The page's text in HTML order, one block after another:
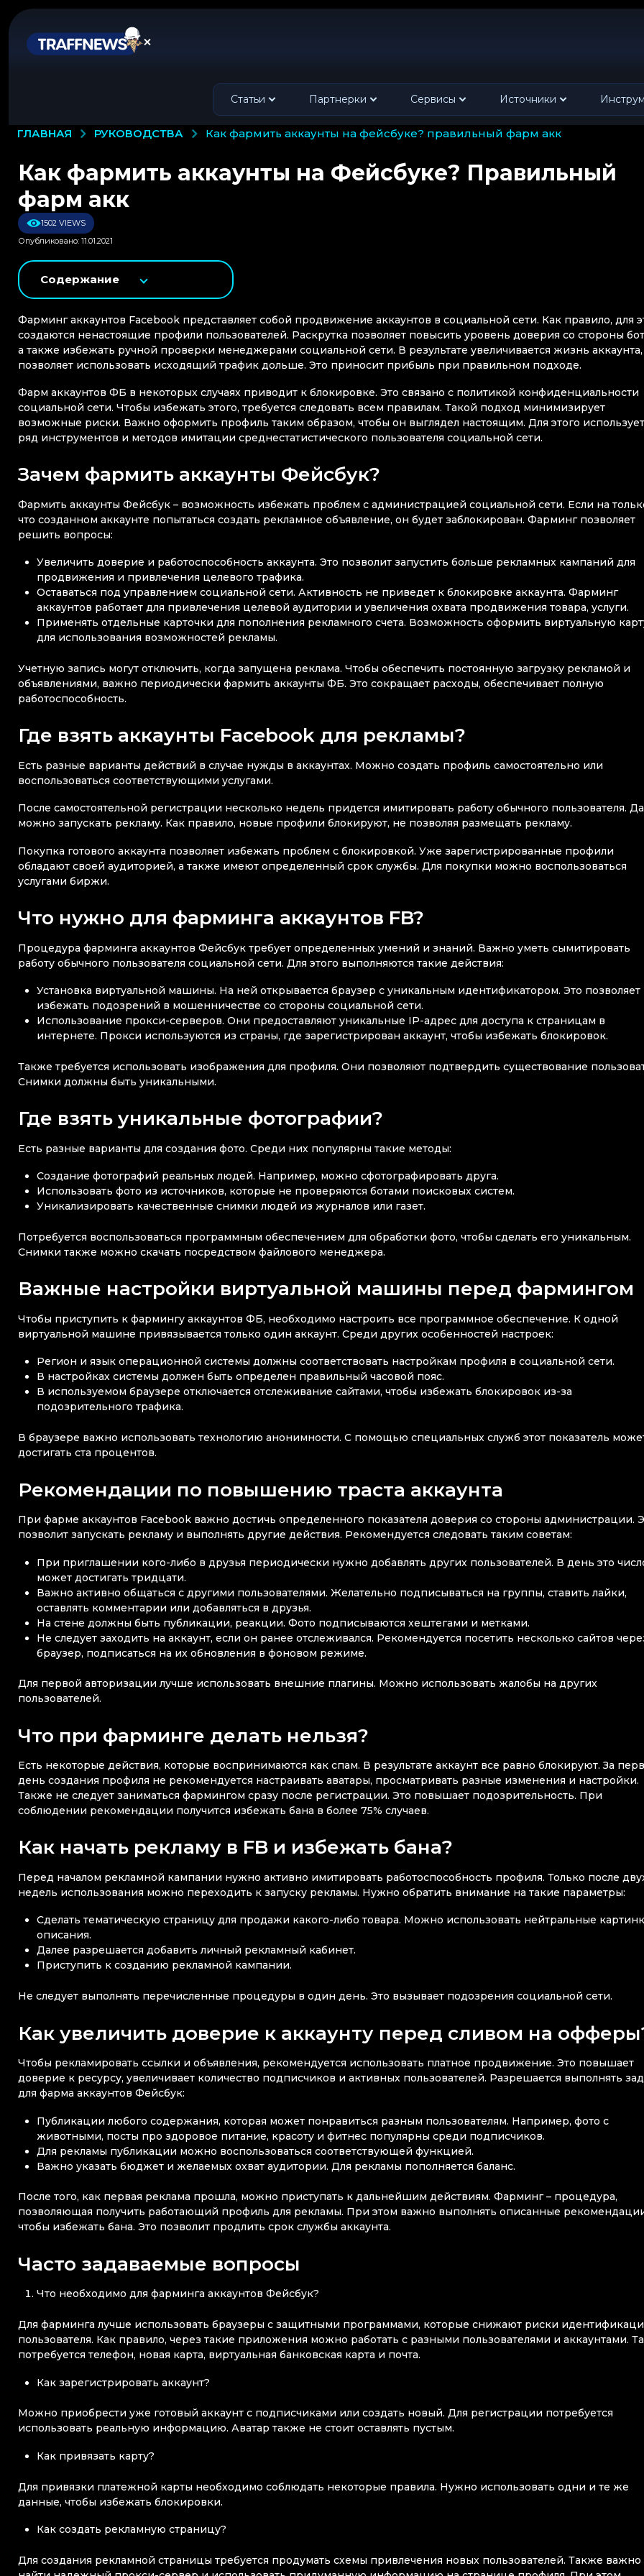
Статьи Партнерки Сервисы Источники
ГЛАВНАЯ РУКОВОДСТВА как фармить аккаунты на фейсбуке? правильный фарм акк
Как фармить аккаунты на Фейсбуке? Правильный
фарм акк
1502 VIEWS
Опубликовано: 11.01.2021
Содержание
Фарминг аккаунтов Facebook представляет собой продвижение аккаунтов в социальной сети. Как правило, для
создаются ненастоящие профили пользователей. Раскрутка позволяет повысить уровень доверия со стороны
а также избежать ручной проверки менеджерами социальной сети. В результате увеличивается жизнь аккаунта,
позволяет использовать исходящий трафик дольше. Это приносит прибыль при правильном подходе.
Фарм аккаунтов ФБ в некоторых случаях приводит к блокировке. Это связано с политикой конфиденциальности
социальной сети. Чтобы избежать этого, требуется следовать всем правилам. Такой подход минимизирует
возможные риски. Важно оформить профиль таким образом, чтобы он выглядел настоящим. Для этого
ряд инструментов и методов имитации среднестатистического пользователя социальной сети.
Зачем фармить аккаунты Фейсбук?
Фармить аккаунты Фейсбук – возможность избежать проблем с администрацией социальной сети. Если на
что созданном аккаунте попытаться создать рекламное объявление, он будет заблокирован. Фарминг позволяет
решить вопросы:
Увеличить доверие и работоспособность аккаунта. Это позволит запустить больше рекламных кампаний для
продвижения и привлечения целевого трафика.
Оставаться под управлением социальной сети. Активность не приведет к блокировке аккаунта. Фарминг
аккаунтов работает для привлечения целевой аудитории и увеличения охвата продвижения товара, услуги.
Применять отдельные карточки для пополнения рекламного счета. Возможность оформить виртуальную
для использования возможностей рекламы.
Учетную запись могут отключить, когда запущена реклама. Чтобы обеспечить постоянную загрузку рекламой и
объявлениями, важно периодически фармить аккаунты ФБ. Это сокращает расходы, обеспечивает полную
работоспособность.
Где взять аккаунты Facebook для рекламы?
Есть разные варианты действий в случае нужды в аккаунтах. Можно создать профиль самостоятельно или
воспользоваться соответствующими услугами.
После самостоятельной регистрации несколько недель придется имитировать работу обычного пользователя.
можно запускать рекламу. Как правило, новые профили блокируют, не позволяя размещать рекламу.
Покупка готового аккаунта позволяет избежать проблем с блокировкой. Уже зарегистрированные профили
обладают своей аудиторией, а также имеют определенный срок службы. Для покупки можно воспользоваться
услугами биржи.
Что нужно для фарминга аккаунтов FB?
Процедура фарминга аккаунтов Фейсбук требует определенных умений и знаний. Важно уметь сымитировать
работу обычного пользователя социальной сети. Для этого выполняются такие действия:
Установка виртуальной машины. На ней открывается браузер с уникальным идентификатором. Это позволяет
избежать подозрений в мошенничестве со стороны социальной сети.
Использование прокси-серверов. Они предоставляют уникальные IP-адрес для доступа к страницам в
интернете. Прокси используются из страны, где зарегистрирован аккаунт, чтобы избежать блокировок.
Также требуется использовать изображения для профиля. Они позволяют подтвердить существование
Снимки должны быть уникальными.
Где взять уникальные фотографии?
Есть разные варианты для создания фото. Среди них популярны такие методы:
Создание фотографий реальных людей. Например, можно сфотографировать друга.
Использовать фото из источников, которые не проверяются ботами поисковых систем.
Уникализировать качественные снимки людей из журналов или газет.
Потребуется воспользоваться программным обеспечением для обработки фото, чтобы сделать его уникальным.
Снимки также можно скачать посредством файлового менеджера.
Важные настройки виртуальной машины перед фармингом
Чтобы приступить к фармингу аккаунтов ФБ, необходимо настроить все программное обеспечение. К одной
виртуальной машине привязывается только один аккаунт. Среди других особенностей настроек:
Регион и язык операционной системы должны соответствовать настройкам профиля в социальной сети.
В настройках системы должен быть определен правильный часовой пояс.
В используемом браузере отключается отслеживание сайтами, чтобы избежать блокировок из-за
подозрительного трафика.
В браузере важно использовать технологию анонимности. С помощью специальных служб этот показатель
достигать ста процентов.
Рекомендации по повышению траста аккаунта
При фарме аккаунтов Facebook важно достичь определенного показателя доверия со стороны администрации.
позволит запускать рекламу и выполнять другие действия. Рекомендуется следовать таким советам:
При приглашении кого-либо в друзья периодически нужно добавлять других пользователей. В день это
может достигать тридцати.
Важно активно общаться с другими пользователями. Желательно подписываться на группы, ставить лайки,
оставлять комментарии или добавляться в друзья.
На стене должны быть публикации, реакции. Фото подписываются хештегами и метками.
Не следует заходить на аккаунт, если он ранее отслеживался. Рекомендуется посетить несколько сайтов
браузер, подписаться на их обновления в фоновом режиме.
Для первой авторизации лучше использовать внешние плагины. Можно использовать жалобы на других
пользователей.
Что при фарминге делать нельзя?
Есть некоторые действия, которые воспринимаются как спам. В результате аккаунт все равно блокируют. За
день создания профиля не рекомендуется настраивать аватары, просматривать разные изменения и настройки.
Также не следует заниматься фармингом сразу после регистрации. Это повышает подозрительность. При
соблюдении рекомендации получится избежать бана в более 75% случаев.
Как начать рекламу в FB и избежать бана?
Перед началом рекламной кампании нужно активно имитировать работоспособность профиля. Только после
недель использования можно переходить к запуску рекламы. Нужно обратить внимание на такие параметры:
Сделать тематическую страницу для продажи какого-либо товара. Можно использовать нейтральные
описания.
Далее разрешается добавить личный рекламный кабинет.
Приступить к созданию рекламной кампании.
Не следует выполнять перечисленные процедуры в один день. Это вызывает подозрения социальной сети.
Как увеличить доверие к аккаунту перед сливом на
Чтобы рекламировать ссылки и объявления, рекомендуется использовать платное продвижение. Это повышает
доверие к ресурсу, увеличивает количество подписчиков и активных пользователей. Разрешается выполнять
для фарма аккаунтов Фейсбук:
Публикации любого содержания, которая может понравиться разным пользователям. Например, фото с
животными, посты про здоровое питание, красоту и фитнес популярны среди подписчиков.
Для рекламы публикации можно воспользоваться соответствующей функцией.
Важно указать бюджет и желаемых охват аудитории. Для рекламы пополняется баланс.
После того, как первая реклама прошла, можно приступать к дальнейшим действиям. Фарминг – процедура,
позволяющая получить работающий профиль для рекламы. При этом важно выполнять описанные
чтобы избежать бана. Это позволит продлить срок службы аккаунта.
Часто задаваемые вопросы
Что необходимо для фарминга аккаунтов Фейсбук?
Для фарминга лучше использовать браузеры с защитными программами, которые снижают риски
пользователя. Как правило, через такие приложения можно работать с разными пользователями и аккаунтами.
потребуется телефон, новая карта, виртуальная банковская карта и почта.
Как зарегистрировать аккаунт?
Можно приобрести уже готовый аккаунт с подписчиками или создать новый. Для регистрации потребуется
использовать реальную информацию. Аватар также не стоит оставлять пустым.
Как привязать карту?
Для привязки платежной карты необходимо соблюдать некоторые правила. Нужно использовать одни и те же
данные, чтобы избежать блокировки.
Как создать рекламную страницу?
Для создания рекламной страницы требуется продумать схемы привлечения новых пользователей. Также важно